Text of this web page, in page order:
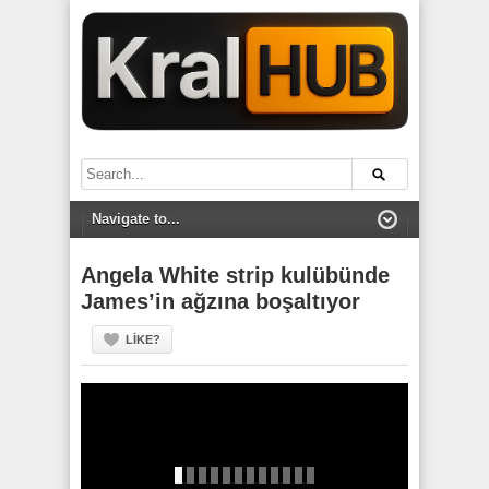
Angela White strip kulübünde
James’in ağzına boşaltıyor
LIKE?